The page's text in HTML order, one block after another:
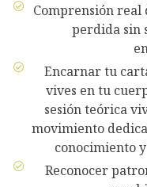
Comprensión real
perdida sin
Encarnar tu
vives en tu
sesión teórica
movimiento
conocimiento
Reconocer